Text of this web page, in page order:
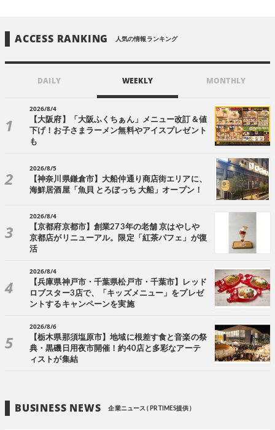
ACCESS RANKING 人気の情報ランキング
DAILY WEEKLY MONTHLY
2026/8/4
【大阪府】「大阪ふくちぁん」メニュー改訂＆値
下げ！お子さまラーメン無料やアイスプレゼント
も
2026/8/5
【神奈川県鎌倉市】大船仲通り商店街エリアに、
海鮮居酒屋「魚貝 とろぼっち 大船」オープン！
2026/8/4
【京都府京都市】創業273年の老舗 京はやしや
京都店がリニューアル。限定「紅茶パフェ」が復
活
2026/8/4
【兵庫県神戸市・千葉県松戸市・千葉市】レッド
ロブスター3店で、「キッズメニュー」をプレゼ
ントするキャンペーンを実施
2026/8/6
【栃木県那須塩原市】地域に根差す食と音楽の祭
典・黒磯日用夜市開催！約40店と多彩なアーテ
ィストが集結
BUSINESS NEWS 企業ニュース ( PR TIMES提供 )